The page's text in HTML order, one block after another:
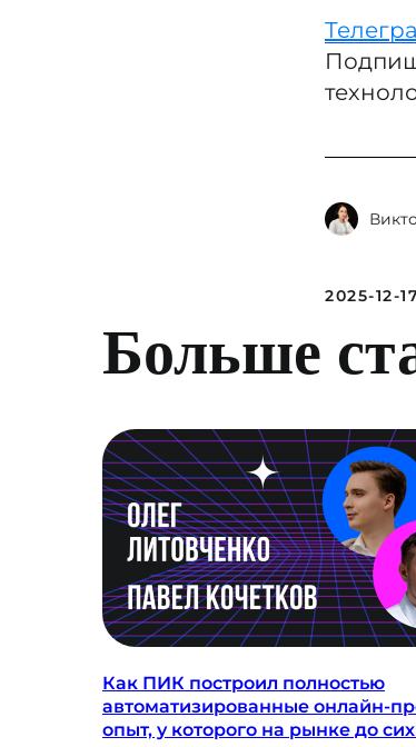
2025-12-
Больше
Как ПИК построил полностью
автоматизированные онлайн-
опыт, у которого на рынке до